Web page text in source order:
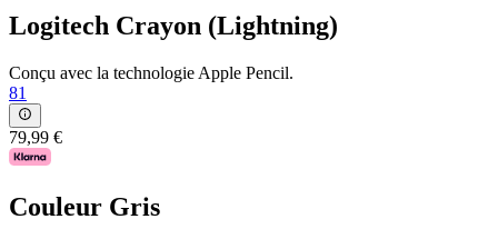
Logitech Crayon (Lightning)
Conçu avec la technologie Apple Pencil.
81
79,99 €
Couleur Gris